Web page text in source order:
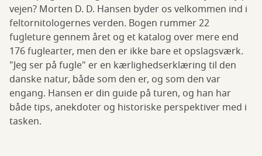
vejen? Morten D. D. Hansen byder os velkommen ind i
feltornitologernes verden. Bogen rummer 22
fugleture gennem året og et katalog over mere end
176 fuglearter, men den er ikke bare et opslagsværk.
"Jeg ser på fugle" er en kærlighedserklæring til den
danske natur, både som den er, og som den var
engang. Hansen er din guide på turen, og han har
både tips, anekdoter og historiske perspektiver med i
tasken.